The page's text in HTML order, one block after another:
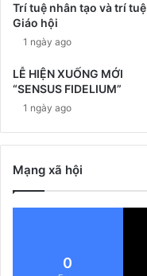
Trí tuệ nhân tạo và trí tuệ
Giáo hội
1 ngày ago
LỄ HIỆN XUỐNG MỚI
“SENSUS FIDELIUM”
1 ngày ago
Mạng xã hội
0